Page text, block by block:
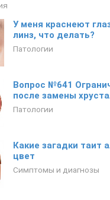
У меня краснеют
линз, что делать?
Патологии
Вопрос №641
после замены
Патологии
Какие загадки таит
цвет
Симптомы и диагнозы